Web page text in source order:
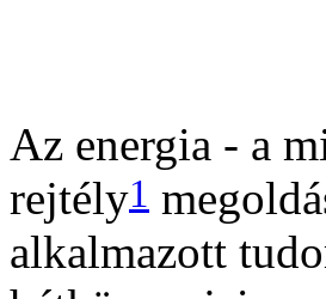
Az energia - a
rejtély1
alkalmazott